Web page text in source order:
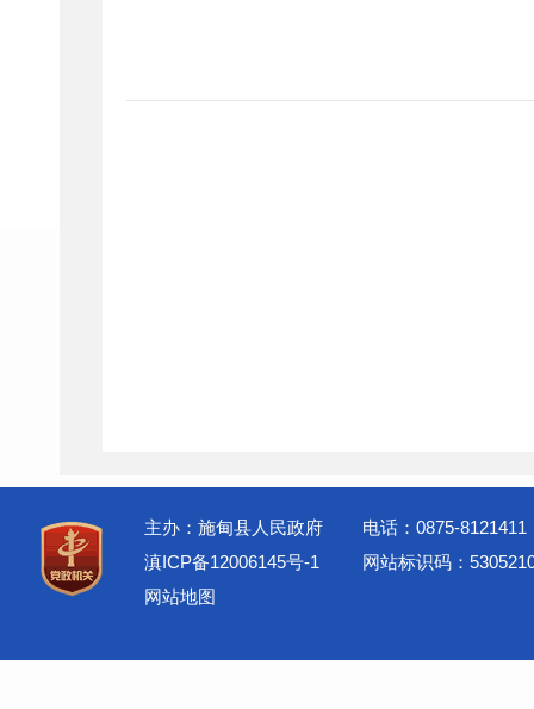
主办：施甸县人民政府
电话：0875-8121411
滇ICP备12006145号-1
网站标识码：
网站地图